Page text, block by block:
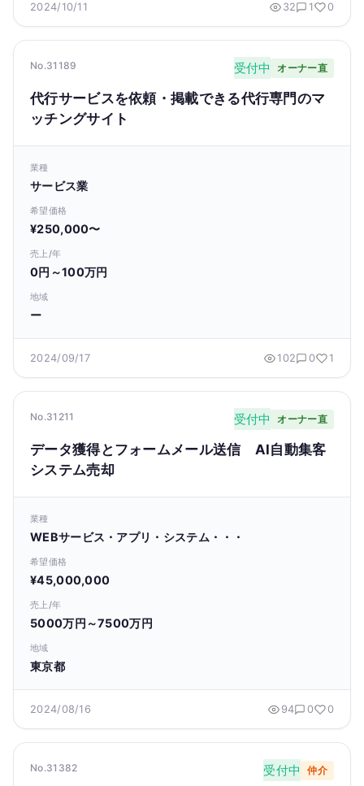
2024/10/11 32 1 0
No.31189 受付中 オーナー直
代行サービスを依頼・掲載できる代行専門のマ
ッチングサイト
業種
サービス業
希望価格
¥250,000〜
売上/年
0円～100万円
地域
ー
2024/09/17 102 0 1
No.31211 受付中 オーナー直
データ獲得とフォームメール送信 AI自動集客
システム売却
業種
WEBサービス・アプリ・システム・・・
希望価格
¥45,000,000
売上/年
5000万円～7500万円
地域
東京都
2024/08/16 94 0 0
No.31382 受付中 仲介